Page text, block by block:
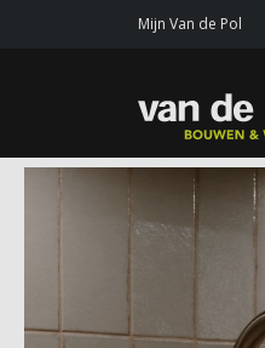
Mijn Van de Pol